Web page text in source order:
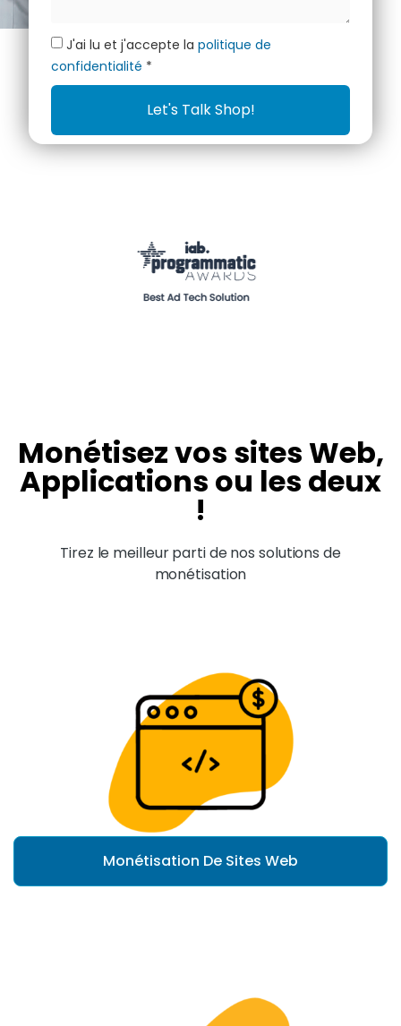
J'ai lu et j'accepte lapolitique de
confidentialité *
Let's Talk Shop!
Monétisez vos sites Web,
Applications ou les deux
!
Tirez le meilleur parti de nos solutions de
monétisation
Monétisation De Sites Web